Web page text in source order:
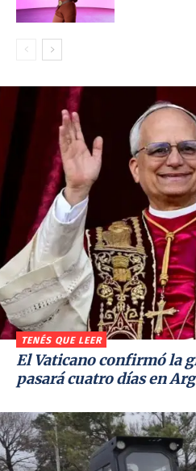
TENÉS QUE LEER
El Vaticano confirmó la
pasará cuatro días en